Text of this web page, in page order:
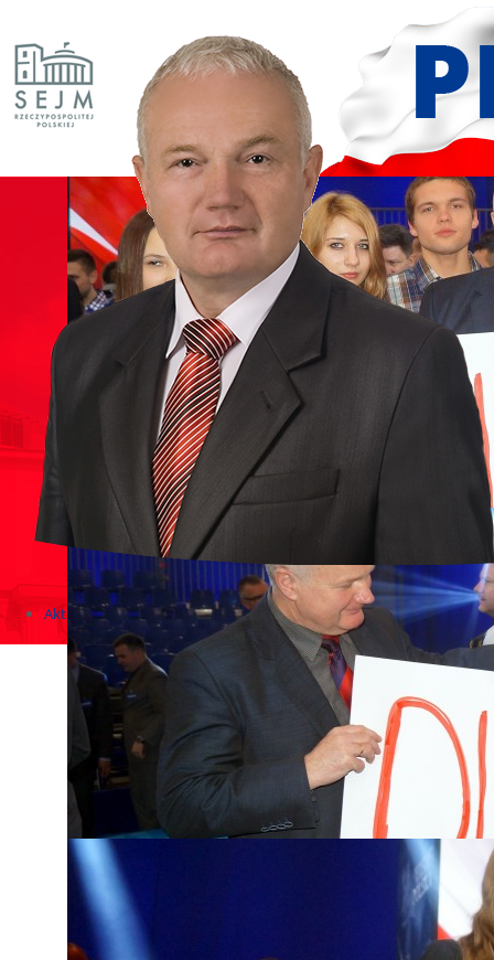
Aktualności
Zapowiedzi wydarzeń
KONKURSY 2020 - 2026
KOLONIE 2021 - 2026
Imprezy kulturalne - zaproszenia 2017
Różne
Konkursy 2017/2018
KONKURSY 2016/2017
KONKURSY 2015/2016
Konkursy 2014/2015
Wizyty w Parlamencie i Ministerstwach
Spotkania i debaty, PROTESTY, MARSZE
Debaty i spotkania 2017
Konkursy 2014
Różne
Praca w kampanii